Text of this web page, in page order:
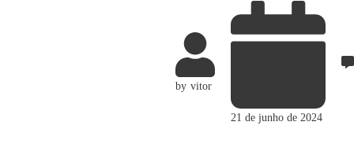
by vitor
21 de junho de 2024